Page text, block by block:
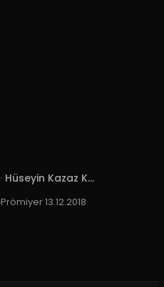
· Hüseyin Kazaz K...
Prömiyer13.12.2018